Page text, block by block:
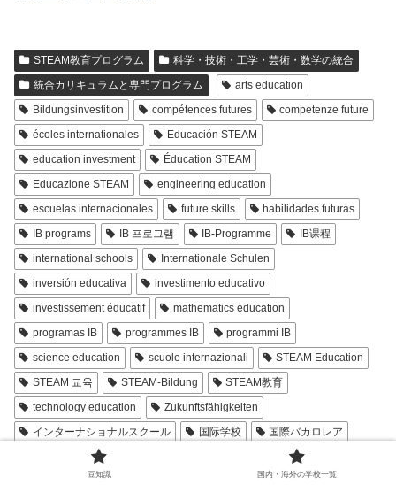
STEAM教育プログラム
科学・技術・工学・芸術・数学の統合
統合カリキュラムと専門プログラム
arts education
Bildungsinvestition
compétences futures
competenze future
écoles internationales
Educación STEAM
education investment
Éducation STEAM
Educazione STEAM
engineering education
escuelas internacionales
future skills
habilidades futuras
IB programs
IB 프로그램 IB-Programme
IB课程
international schools
Internationale Schulen
inversión educativa
investimento educativo
investissement éducatif
mathematics education
programas IB
programmes IB
programmi IB
science education
scuole internazionali
STEAM Education
STEAM 교육
STEAM-Bildung
STEAM教育
technology education
Zukunftsfähigkeiten
インターナショナルスクール
国际学校
国際バカロレア
工学教育
教育投资
数学教育 科学教育 芸術教育
豆知識 国内・海外の学校一覧